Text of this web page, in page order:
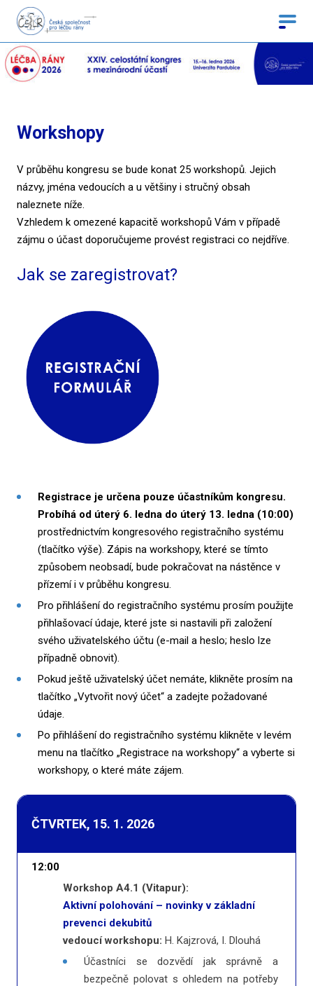
Workshopy
V průběhu kongresu se bude konat 25 workshopů. Jejich
názvy, jména vedoucích a u většiny i stručný obsah
naleznete níže.
Vzhledem k omezené kapacitě workshopů Vám v případě
zájmu o účast doporučujeme provést registraci co nejdříve.
Jak se zaregistrovat?
Registrace je určena pouze účastníkům kongresu.
Probíhá od úterý 6. ledna do úterý 13. ledna (10:00)
prostřednictvím kongresového registračního systému
(tlačítko výše). Zápis na workshopy, které se tímto
způsobem neobsadí, bude pokračovat na nástěnce v
přízemí i v průběhu kongresu.
Pro přihlášení do registračního systému prosím použijte
přihlašovací údaje, které jste si nastavili při založení
svého uživatelského účtu (e-mail a heslo; heslo lze
případně obnovit).
Pokud ještě uživatelský účet nemáte, klikněte prosím na
tlačítko „Vytvořit nový účet“ a zadejte požadované
údaje.
Po přihlášení do registračního systému klikněte v levém
menu na tlačítko „Registrace na workshopy“ a vyberte si
workshopy, o které máte zájem.
ČTVRTEK, 15. 1. 2026
12:00
Workshop A4.1 (Vitapur):
Aktivní polohování – novinky v základní
prevenci dekubitů
vedoucí workshopu: H. Kajzrová, I. Dlouhá
Účastníci se dozvědí jak správně a
bezpečně polovat s ohledem na potřeby